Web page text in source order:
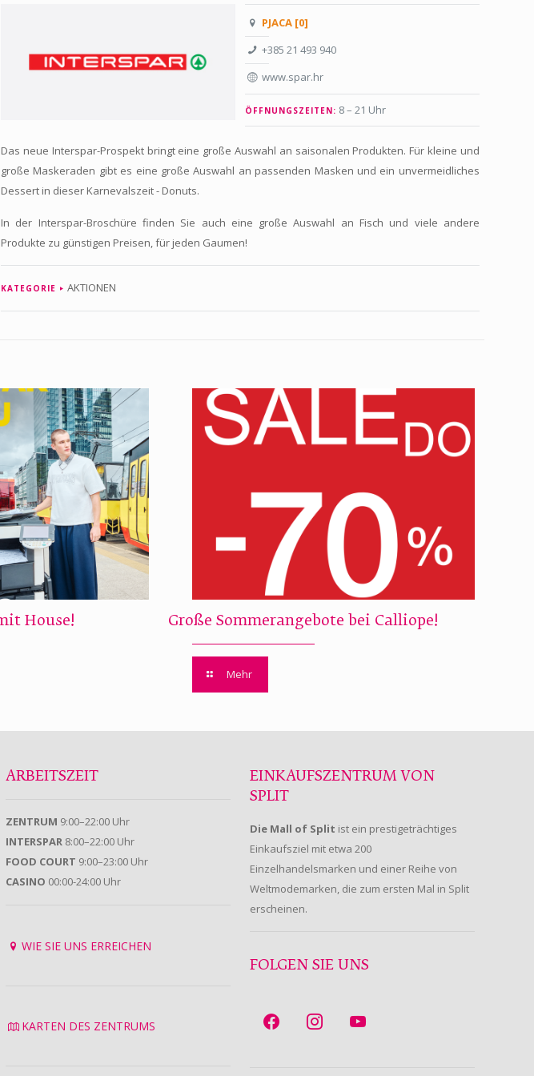
PJACA [0]
+385 21 493 940
www.spar.hr
ÖFFNUNGSZEITEN: 8 – 21 Uhr
Das neue Interspar-Prospekt bringt eine große Auswahl an saisonalen Produkten. Für kleine und
große Maskeraden gibt es eine große Auswahl an passenden Masken und ein unvermeidliches
Dessert in dieser Karnevalszeit - Donuts.
In der Interspar-Broschüre finden Sie auch eine große Auswahl an Fisch und viele andere
Produkte zu günstigen Preisen, für jeden Gaumen!
KATEGORIE AKTIONEN
House! Große Sommerangebote bei Calliope!
Mehr
ARBEITSZEIT
ZENTRUM 9:00–22:00 Uhr
INTERSPAR 8:00–22:00 Uhr
FOOD COURT 9:00–23:00 Uhr
CASINO 00:00-24:00 Uhr
WIE SIE UNS ERREICHEN
KARTEN DES ZENTRUMS
EINKAUFSZENTRUM VON
SPLIT
Die Mall of Split ist ein prestigeträchtiges
Einkaufsziel mit etwa 200
Einzelhandelsmarken und einer Reihe von
Weltmodemarken, die zum ersten Mal in Split
erscheinen.
FOLGEN SIE UNS